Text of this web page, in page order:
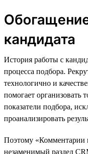
кандидата
История работы с
процесса подбора.
технологично и
помогает
показатели подбора,
проанализировать
Поэтому «Комментарии
незаменимый раздел